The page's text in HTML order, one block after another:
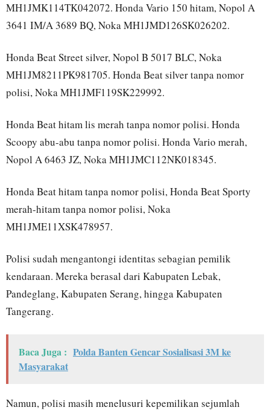
MH1JMK114TK042072. Honda Vario 150 hitam, Nopol A
3641 IM/A 3689 BQ, Noka MH1JMD126SK026202.
Honda Beat Street silver, Nopol B 5017 BLC, Noka
MH1JM8211PK981705. Honda Beat silver tanpa nomor
polisi, Noka MH1JMF119SK229992.
Honda Beat hitam lis merah tanpa nomor polisi. Honda
Scoopy abu-abu tanpa nomor polisi. Honda Vario merah,
Nopol A 6463 JZ, Noka MH1JMC112NK018345.
Honda Beat hitam tanpa nomor polisi, Honda Beat Sporty
merah-hitam tanpa nomor polisi, Noka
MH1JME11XSK478957.
Polisi sudah mengantongi identitas sebagian pemilik
kendaraan. Mereka berasal dari Kabupaten Lebak,
Pandeglang, Kabupaten Serang, hingga Kabupaten
Tangerang.
Baca Juga : Polda Banten Gencar Sosialisasi 3M ke
Masyarakat
Namun, polisi masih menelusuri kepemilikan sejumlah